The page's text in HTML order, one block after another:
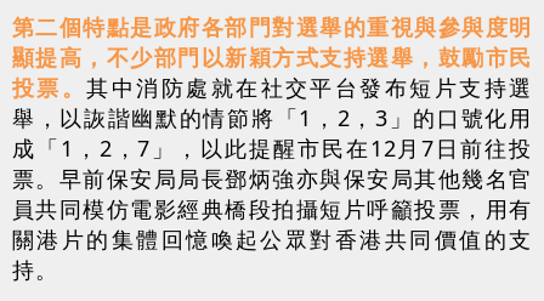
第二個特點是政府各部門對選舉的重視與參與度明
顯提高，不少部門以新穎方式支持選舉，鼓勵市民
投票。其中消防處就在社交平台發布短片支持選
舉，以詼諧幽默的情節將「1，2，3」的口號化用
成「1，2，7」，以此提醒市民在12月7日前往投
票。早前保安局局長鄧炳強亦與保安局其他幾名官
員共同模仿電影經典橋段拍攝短片呼籲投票，用有
關港片的集體回憶喚起公眾對香港共同價值的支
持。